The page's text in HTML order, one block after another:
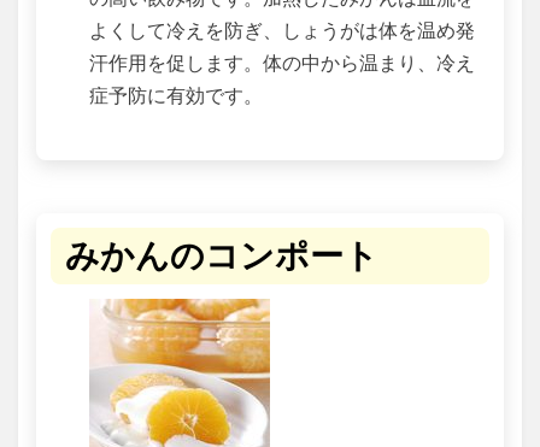
よくして冷えを防ぎ、しょうがは体を温め発
汗作用を促します。体の中から温まり、冷え
症予防に有効です。
みかんのコンポート